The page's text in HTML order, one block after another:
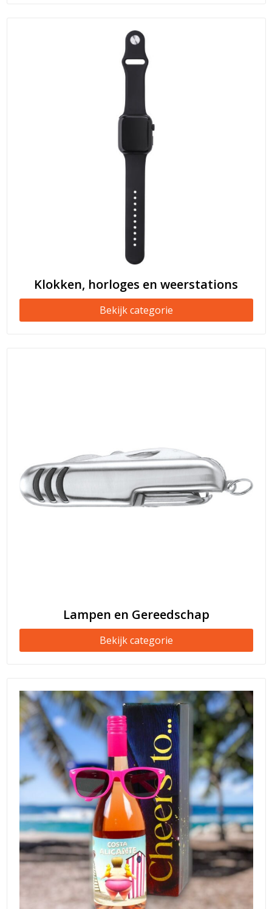
Klokken, horloges en weerstations
Bekijk categorie
Lampen en Gereedschap
Bekijk categorie